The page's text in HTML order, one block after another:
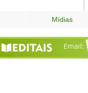
Mídias
Email: